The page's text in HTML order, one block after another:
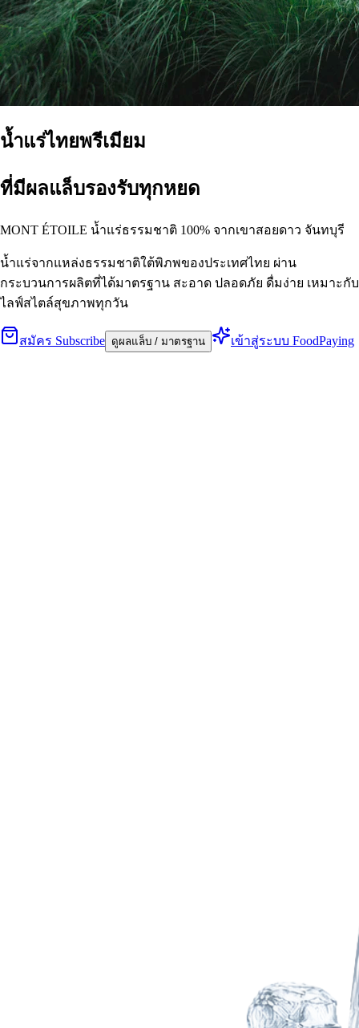
น้ำแร่ไทยพรีเมียม
ที่มีผลแล็บรองรับทุกหยด
MONT ÉTOILE น้ำแร่ธรรมชาติ 100% จากเขาสอยดาว จันทบุรี
น้ำแร่จากแหล่งธรรมชาติใต้พิภพของประเทศไทย ผ่าน
กระบวนการผลิตที่ได้มาตรฐาน สะอาด ปลอดภัย ดื่มง่าย เหมาะกับ
ไลฟ์สไตล์สุขภาพทุกวัน
สมัคร Subscribe ดูผลแล็บ / มาตรฐาน เข้าสู่ระบบ FoodPaying